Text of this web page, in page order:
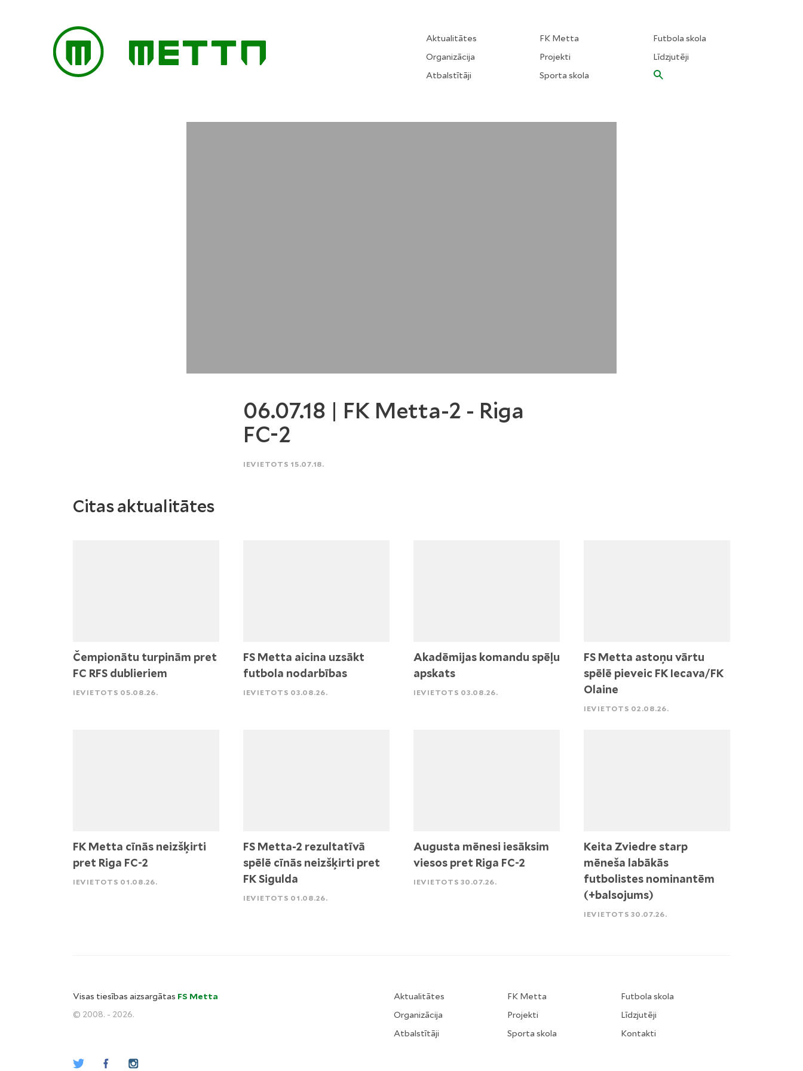
Aktualitātes
Organizācija
Atbalstītāji
FK Metta
Projekti
Sporta skola
Futbola skola
Līdzjutēji
06.07.18 | FK Metta-2 - Riga
FC-2
IEVIETOTS 15.07.18.
Citas aktualitātes
Čempionātu turpinām pret
FC RFS dublieriem
IEVIETOTS 05.08.26.
FS Metta aicina uzsākt
futbola nodarbības
IEVIETOTS 03.08.26.
Akadēmijas komandu spēļu
apskats
IEVIETOTS 03.08.26.
FS Metta astoņu vārtu
spēlē pieveic FK Iecava/FK
Olaine
IEVIETOTS 02.08.26.
FK Metta cīnās neizšķirti
pret Riga FC-2
IEVIETOTS 01.08.26.
FS Metta-2 rezultatīvā
spēlē cīnās neizšķirti pret
FK Sigulda
IEVIETOTS 01.08.26.
Augusta mēnesi iesāksim
viesos pret Riga FC-2
IEVIETOTS 30.07.26.
Keita Zviedre starp
mēneša labākās
futbolistes nominantēm
(+balsojums)
IEVIETOTS 30.07.26.
Visas tiesības aizsargātas FS Metta
© 2008. - 2026.
Aktualitātes
Organizācija
Atbalstītāji
FK Metta
Projekti
Sporta skola
Futbola skola
Līdzjutēji
Kontakti